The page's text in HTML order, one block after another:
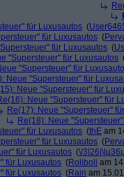
für Luxusautos (
für Luxusautos (
für Luxusautos (
"Supersteuer" für Luxusautos
"Supersteuer" für
Neue "Supersteuer" für
Neue "Supersteuer" für
Neue "Supersteuer" für
Re(17): Neue "Supersteuer"
Re(18): Neue
für Luxusautos (thE am
für Luxusautos (
für Luxusautos (\/
für Luxusautos (Roliboli am
für Luxusautos (Rain am